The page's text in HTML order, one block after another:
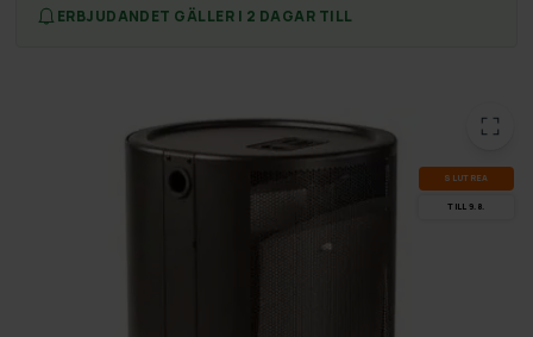
ERBJUDANDET GÄLLER I 2 DAGAR TILL
SLUT­REA
TILL 9.8.